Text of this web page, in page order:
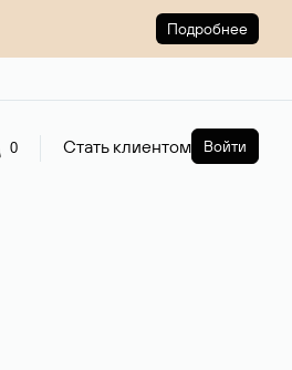
Подробнее
0 Стать клиентом Войти